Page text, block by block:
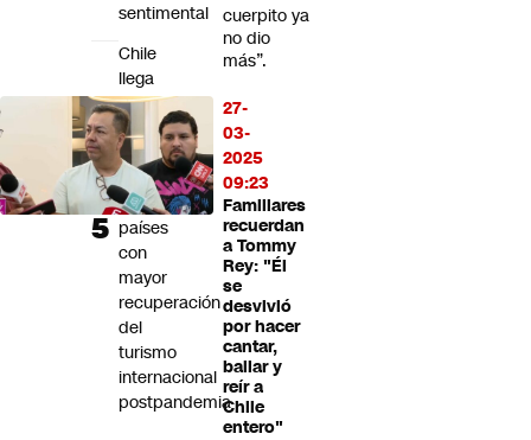
cuerpito ya
no dio
más”.
27-
03-
2025
09:23
Familiares
recuerdan
a Tommy
Rey: "Él
se
desvivió
por hacer
cantar,
bailar y
reír a
Chile
entero"
sentimental
Chile
llega
al
top
ten
los
países
con
mayor
recuperación
del
turismo
internacional
postpandemia